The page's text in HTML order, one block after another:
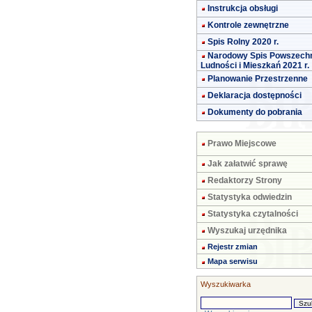
Instrukcja obsługi
Kontrole zewnętrzne
Spis Rolny 2020 r.
Narodowy Spis
Ludności i Mieszkań 2021 r.
Planowanie Przestrzenne
Deklaracja dostępności
Dokumenty do pobrania
Prawo Miejscowe
Jak załatwić sprawę
Redaktorzy Strony
Statystyka odwiedzin
Statystyka czytalności
Wyszukaj urzędnika
Rejestr zmian
Mapa serwisu
Wyszukiwarka